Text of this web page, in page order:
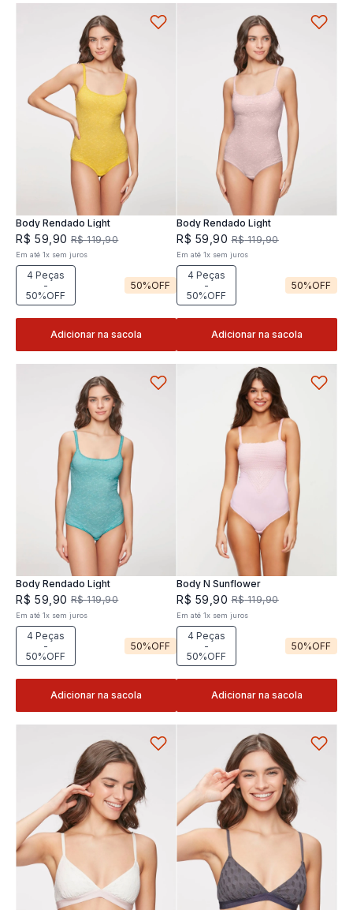
Body Rendado Light
R$ 59 90 R$ 119,90
Em até1x sem juros
4 Peças
-
50%OFF
50%OFF
Adicionar na sacola
Body Rendado Light
R$ 59 ,90 R$ 119,90
Em até 1x sem juros
4 Peças
-
50%OFF
50%OFF
Adicionar na sacola
Body Rendado Light
R$ 59 90 R$ 119,90
Em até1x sem juros
4 Peças
-
50%OFF
50%OFF
Adicionar na sacola
Body N Sunflower
R$ 59 ,90 R$ 119,90
Em até 1x sem juros
4 Peças
-
50%OFF
50%OFF
Adicionar na sacola